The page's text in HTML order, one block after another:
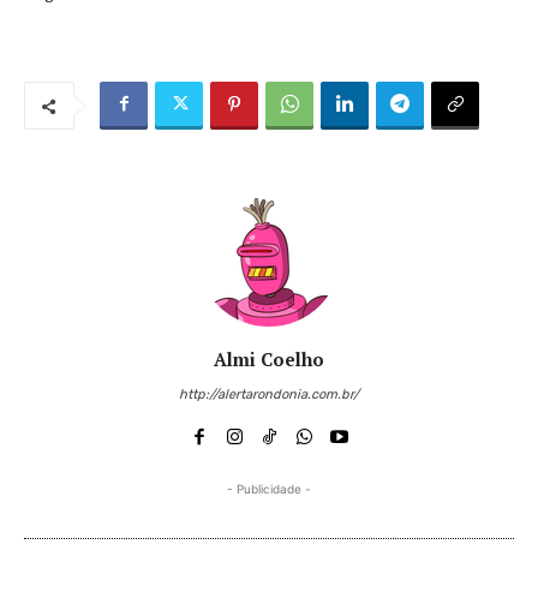
Almi Coelho
http://alertarondonia.com.br/
- Publicidade -